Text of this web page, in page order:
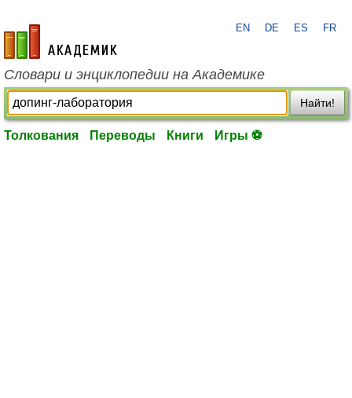
academic.ru
EN DE ES FR
Словари и энциклопедии на Академике
Найти!
Толкования Переводы Книги Игры ⚽